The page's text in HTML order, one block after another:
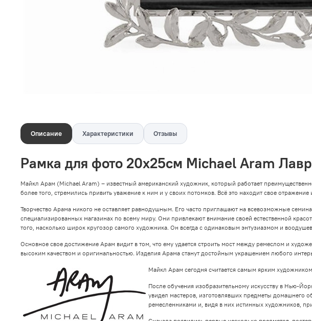
Описание Характеристики Отзывы
Рамка для фото 20х25см Michael Aram
Майкл Арам (Michael Aram) – известный американский художник, который работает
более того, стремились привить уважение к ним и у своих потомков. Всё это находит свое
Творчество Арама никого не оставляет равнодушным. Его часто приглашают на всевозможные
специализированных магазинах по всему миру. Они привлекают внимание своей естественной
того, насколько широк кругозор самого художника. Он всегда с одинаковым энтузиазмом и
Основное свое достижение Арам видит в том, что ему удается строить мост между ремеслом и
высоким качеством и оригинальностью. Изделия Арама станут достойным украшением любого
Майкл Арам сегодня считается самым ярким
После обучения изобразительному искусству в Нью-
увидел мастеров, изготовлявших предметы домашнего
ремесленниками и, видя в них истинных художников,